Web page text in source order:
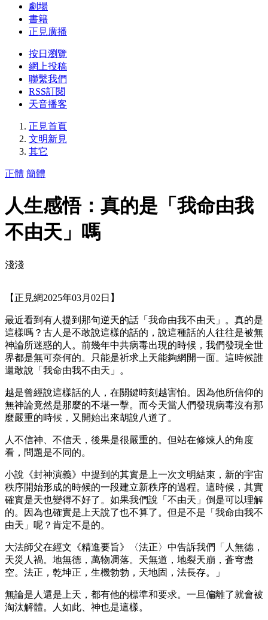
劇場
書籍
正見廣播
按日瀏覽
網上投稿
聯繫我們
RSS訂閱
天音播客
正見首頁
文明新見
其它
正體 簡體
人生感悟：真的是「我命由我
不由天」嗎
淺淺
【正見網2025年03月02日】
最近看到有人提到那句逆天的話「我命由我不由天」。真的是
這樣嗎？古人是不敢說這樣的話的，說這種話的人往往是被無
神論所迷惑的人。前幾年中共病毒出現的時候，我們發現全世
界都是無可奈何的。只能是祈求上天能夠網開一面。這時候誰
還敢說「我命由我不由天」。
越是曾經說這樣話的人，在關鍵時刻越害怕。因為他所信仰的
無神論竟然是那麼的不堪一擊。而今天當人們發現病毒沒有那
麼嚴重的時候，又開始出來胡說八道了。
人不信神、不信天，後果是很嚴重的。但站在修煉人的角度
看，問題是不同的。
小說《封神演義》中提到的其實是上一次文明結束，新的宇宙
秩序開始形成的時候的一段建立新秩序的過程。這時候，其實
確實是天也變得不好了。如果我們說「不由天」倒是可以理解
的。因為也確實是上天說了也不算了。但是不是「我命由我不
由天」呢？肯定不是的。
大法師父在經文《精進要旨》〈法正〉中告訴我們「人無德，
天災人禍。地無德，萬物凋落。天無道，地裂天崩，蒼穹盡
空。法正，乾坤正，生機勃勃，天地固，法長存。」
無論是人還是上天，都有他的標準和要求。一旦偏離了就會被
淘汰解體。人如此、神也是這樣。